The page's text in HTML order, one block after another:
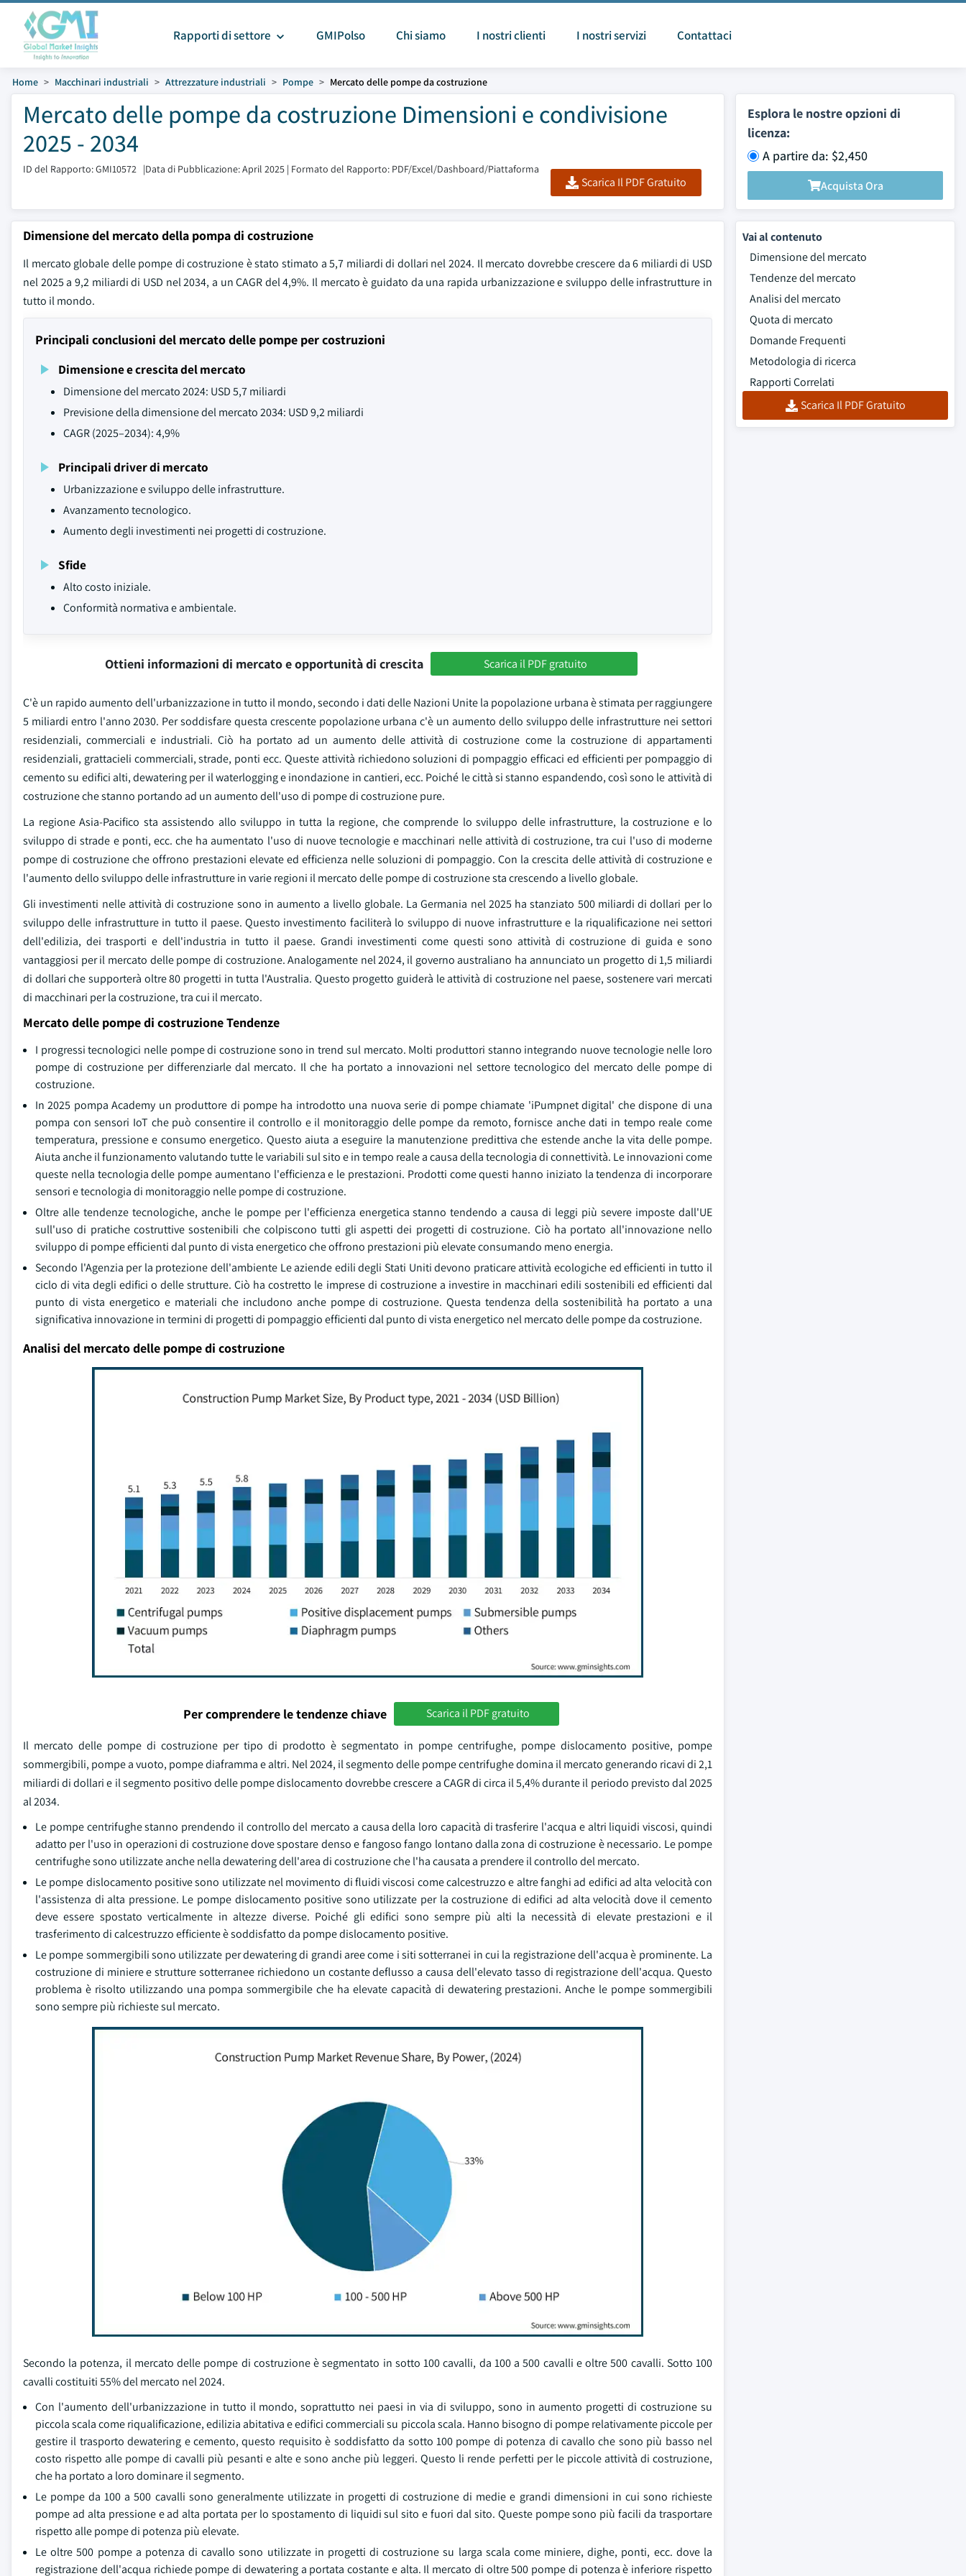
Rapporti di settore GMIPolso Chi siamo I nostri clienti I nostri servizi Contattaci
Home Macchinari industriali Attrezzature industriali Pompe Mercato delle pompe da costruzione
Mercato delle pompe da costruzione Dimensioni e condivisione
2025 - 2034
ID del Rapporto: GMI10572 |Data di Pubblicazione: April 2025 | Formato del Rapporto: PDF/Excel/Dashboard/Piattaforma
Scarica Il PDF Gratuito
Esplora le nostre opzioni di
licenza:
A partire da: $2,450
Acquista Ora
Dimensione del mercato della pompa di costruzione
Il mercato globale delle pompe di costruzione è stato stimato a 5,7 miliardi di dollari nel 2024. Il mercato dovrebbe crescere da 6 miliardi di USD
nel 2025 a 9,2 miliardi di USD nel 2034, a un CAGR del 4,9%. Il mercato è guidato da una rapida urbanizzazione e sviluppo delle infrastrutture in
tutto il mondo.
Principali conclusioni del mercato delle pompe per costruzioni
Dimensione e crescita del mercato
Dimensione del mercato 2024: USD 5,7 miliardi
Previsione della dimensione del mercato 2034: USD 9,2 miliardi
CAGR (2025–2034): 4,9%
Principali driver di mercato
Urbanizzazione e sviluppo delle infrastrutture.
Avanzamento tecnologico.
Aumento degli investimenti nei progetti di costruzione.
Sfide
Alto costo iniziale.
Conformità normativa e ambientale.
Ottieni informazioni di mercato e opportunità di crescita Scarica il PDF gratuito
C'è un rapido aumento dell'urbanizzazione in tutto il mondo, secondo i dati delle Nazioni Unite la popolazione urbana è stimata per raggiungere
5 miliardi entro l'anno 2030. Per soddisfare questa crescente popolazione urbana c'è un aumento dello sviluppo delle infrastrutture nei settori
residenziali, commerciali e industriali. Ciò ha portato ad un aumento delle attività di costruzione come la costruzione di appartamenti
residenziali, grattacieli commerciali, strade, ponti ecc. Queste attività richiedono soluzioni di pompaggio efficaci ed efficienti per pompaggio di
cemento su edifici alti, dewatering per il waterlogging e inondazione in cantieri, ecc. Poiché le città si stanno espandendo, così sono le attività di
costruzione che stanno portando ad un aumento dell'uso di pompe di costruzione pure.
La regione Asia-Pacifico sta assistendo allo sviluppo in tutta la regione, che comprende lo sviluppo delle infrastrutture, la costruzione e lo
sviluppo di strade e ponti, ecc. che ha aumentato l'uso di nuove tecnologie e macchinari nelle attività di costruzione, tra cui l'uso di moderne
pompe di costruzione che offrono prestazioni elevate ed efficienza nelle soluzioni di pompaggio. Con la crescita delle attività di costruzione e
l'aumento dello sviluppo delle infrastrutture in varie regioni il mercato delle pompe di costruzione sta crescendo a livello globale.
Gli investimenti nelle attività di costruzione sono in aumento a livello globale. La Germania nel 2025 ha stanziato 500 miliardi di dollari per lo
sviluppo delle infrastrutture in tutto il paese. Questo investimento faciliterà lo sviluppo di nuove infrastrutture e la riqualificazione nei settori
dell'edilizia, dei trasporti e dell'industria in tutto il paese. Grandi investimenti come questi sono attività di costruzione di guida e sono
vantaggiosi per il mercato delle pompe di costruzione. Analogamente nel 2024, il governo australiano ha annunciato un progetto di 1,5 miliardi
di dollari che supporterà oltre 80 progetti in tutta l'Australia. Questo progetto guiderà le attività di costruzione nel paese, sostenere vari mercati
di macchinari per la costruzione, tra cui il mercato.
Mercato delle pompe di costruzione Tendenze
I progressi tecnologici nelle pompe di costruzione sono in trend sul mercato. Molti produttori stanno integrando nuove tecnologie nelle loro
pompe di costruzione per differenziarle dal mercato. Il che ha portato a innovazioni nel settore tecnologico del mercato delle pompe di
costruzione.
In 2025 pompa Academy un produttore di pompe ha introdotto una nuova serie di pompe chiamate 'iPumpnet digital' che dispone di una
pompa con sensori IoT che può consentire il controllo e il monitoraggio delle pompe da remoto, fornisce anche dati in tempo reale come
temperatura, pressione e consumo energetico. Questo aiuta a eseguire la manutenzione predittiva che estende anche la vita delle pompe.
Aiuta anche il funzionamento valutando tutte le variabili sul sito e in tempo reale a causa della tecnologia di connettività. Le innovazioni come
queste nella tecnologia delle pompe aumentano l'efficienza e le prestazioni. Prodotti come questi hanno iniziato la tendenza di incorporare
sensori e tecnologia di monitoraggio nelle pompe di costruzione.
Oltre alle tendenze tecnologiche, anche le pompe per l'efficienza energetica stanno tendendo a causa di leggi più severe imposte dall'UE
sull'uso di pratiche costruttive sostenibili che colpiscono tutti gli aspetti dei progetti di costruzione. Ciò ha portato all'innovazione nello
sviluppo di pompe efficienti dal punto di vista energetico che offrono prestazioni più elevate consumando meno energia.
Secondo l'Agenzia per la protezione dell'ambiente Le aziende edili degli Stati Uniti devono praticare attività ecologiche ed efficienti in tutto il
ciclo di vita degli edifici o delle strutture. Ciò ha costretto le imprese di costruzione a investire in macchinari edili sostenibili ed efficienti dal
punto di vista energetico e materiali che includono anche pompe di costruzione. Questa tendenza della sostenibilità ha portato a una
significativa innovazione in termini di progetti di pompaggio efficienti dal punto di vista energetico nel mercato delle pompe da costruzione.
Analisi del mercato delle pompe di costruzione
Per comprendere le tendenze chiave Scarica il PDF gratuito
Il mercato delle pompe di costruzione per tipo di prodotto è segmentato in pompe centrifughe, pompe dislocamento positive, pompe
sommergibili, pompe a vuoto, pompe diaframma e altri. Nel 2024, il segmento delle pompe centrifughe domina il mercato generando ricavi di 2,1
miliardi di dollari e il segmento positivo delle pompe dislocamento dovrebbe crescere a CAGR di circa il 5,4% durante il periodo previsto dal 2025
al 2034.
Le pompe centrifughe stanno prendendo il controllo del mercato a causa della loro capacità di trasferire l'acqua e altri liquidi viscosi, quindi
adatto per l'uso in operazioni di costruzione dove spostare denso e fangoso fango lontano dalla zona di costruzione è necessario. Le pompe
centrifughe sono utilizzate anche nella dewatering dell'area di costruzione che l'ha causata a prendere il controllo del mercato.
Le pompe dislocamento positive sono utilizzate nel movimento di fluidi viscosi come calcestruzzo e altre fanghi ad edifici ad alta velocità con
l'assistenza di alta pressione. Le pompe dislocamento positive sono utilizzate per la costruzione di edifici ad alta velocità dove il cemento
deve essere spostato verticalmente in altezze diverse. Poiché gli edifici sono sempre più alti la necessità di elevate prestazioni e il
trasferimento di calcestruzzo efficiente è soddisfatto da pompe dislocamento positive.
Le pompe sommergibili sono utilizzate per dewatering di grandi aree come i siti sotterranei in cui la registrazione dell'acqua è prominente. La
costruzione di miniere e strutture sotterranee richiedono un costante deflusso a causa dell'elevato tasso di registrazione dell'acqua. Questo
problema è risolto utilizzando una pompa sommergibile che ha elevate capacità di dewatering prestazioni. Anche le pompe sommergibili
sono sempre più richieste sul mercato.
Secondo la potenza, il mercato delle pompe di costruzione è segmentato in sotto 100 cavalli, da 100 a 500 cavalli e oltre 500 cavalli. Sotto 100
cavalli costituiti 55% del mercato nel 2024.
Con l'aumento dell'urbanizzazione in tutto il mondo, soprattutto nei paesi in via di sviluppo, sono in aumento progetti di costruzione su
piccola scala come riqualificazione, edilizia abitativa e edifici commerciali su piccola scala. Hanno bisogno di pompe relativamente piccole per
gestire il trasporto dewatering e cemento, questo requisito è soddisfatto da sotto 100 pompe di potenza di cavallo che sono più basso nel
costo rispetto alle pompe di cavalli più pesanti e alte e sono anche più leggeri. Questo li rende perfetti per le piccole attività di costruzione,
che ha portato a loro dominare il segmento.
Le pompe da 100 a 500 cavalli sono generalmente utilizzate in progetti di costruzione di medie e grandi dimensioni in cui sono richieste
pompe ad alta pressione e ad alta portata per lo spostamento di liquidi sul sito e fuori dal sito. Queste pompe sono più facili da trasportare
rispetto alle pompe di potenza più elevate.
Le oltre 500 pompe a potenza di cavallo sono utilizzate in progetti di costruzione su larga scala come miniere, dighe, ponti, ecc. dove la
registrazione dell'acqua richiede pompe di dewatering a portata costante e alta. Il mercato di oltre 500 pompe di potenza è inferiore rispetto
Vai al contenuto
Dimensione del mercato
Tendenze del mercato
Analisi del mercato
Quota di mercato
Domande Frequenti
Metodologia di ricerca
Rapporti Correlati
Scarica Il PDF Gratuito